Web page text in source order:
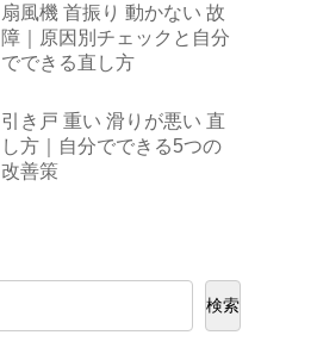
扇風機 首振り 動かない 故
障｜原因別チェックと自分
でできる直し方
引き戸 重い 滑りが悪い 直
し方｜自分でできる5つの
改善策
検索